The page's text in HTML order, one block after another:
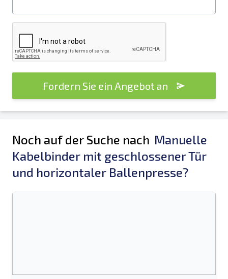
Fordern Sie ein Angebot an
Noch auf der Suche nach Manuelle
Kabelbinder mit geschlossener Tür
und horizontaler Ballenpresse?